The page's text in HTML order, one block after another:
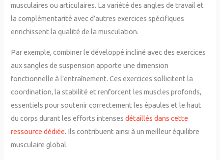
musculaires ou articulaires. La variété des angles de travail et
la complémentarité avec d’autres exercices spécifiques
enrichissent la qualité de la musculation.
Par exemple, combiner le développé incliné avec des exercices
aux sangles de suspension apporte une dimension
fonctionnelle à l’entraînement. Ces exercices sollicitent la
coordination, la stabilité et renforcent les muscles profonds,
essentiels pour soutenir correctement les épaules et le haut
du corps durant les efforts intensesdétaillés dans cette
ressource dédiée. Ils contribuent ainsi à un meilleur équilibre
musculaire global.